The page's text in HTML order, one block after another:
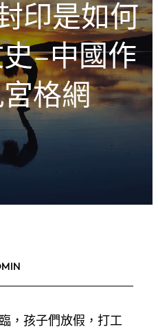
印是如何
–中國作
格網
，孩子們放假，打工